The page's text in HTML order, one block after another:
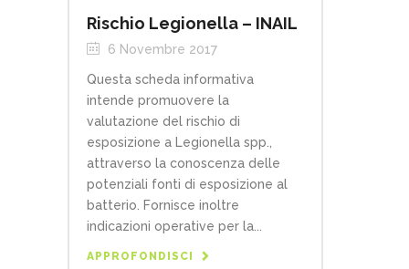
Rischio Legionella – INAIL
6 Novembre 2017
Questa scheda informativa
intende promuovere la
valutazione del rischio di
esposizione a Legionella spp.,
attraverso la conoscenza delle
potenziali fonti di esposizione al
batterio. Fornisce inoltre
indicazioni operative per la...
APPROFONDISCI